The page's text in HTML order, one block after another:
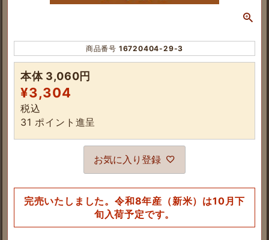
商品番号 16720404-29-3
本体 3,060円
¥3,304
税込
31 ポイント進呈
お気に入り登録
完売いたしました。令和8年産（新米）は10月下
旬入荷予定です。